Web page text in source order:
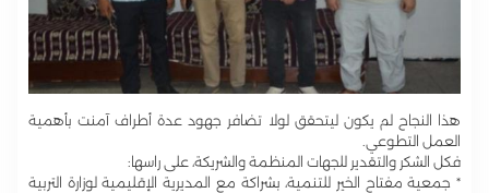
هذا النجاح لم يكون ليتحقق لولا تضافر جهود عدة أطراف آمنت بأهمية
العمل التطوعي.
فكل الشكر والتقدير للجهات المنظمة والشريكة، على راسها:
* جمعية مفتاح الخير للتنمية، بشراكة مع المديرية الإقليمية لوزارة التربية